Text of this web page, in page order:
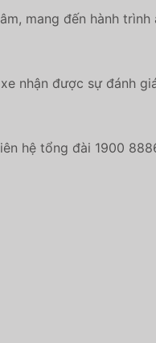
mang đến hành trình
nhận được sự đánh
hệ tổng đài 1900